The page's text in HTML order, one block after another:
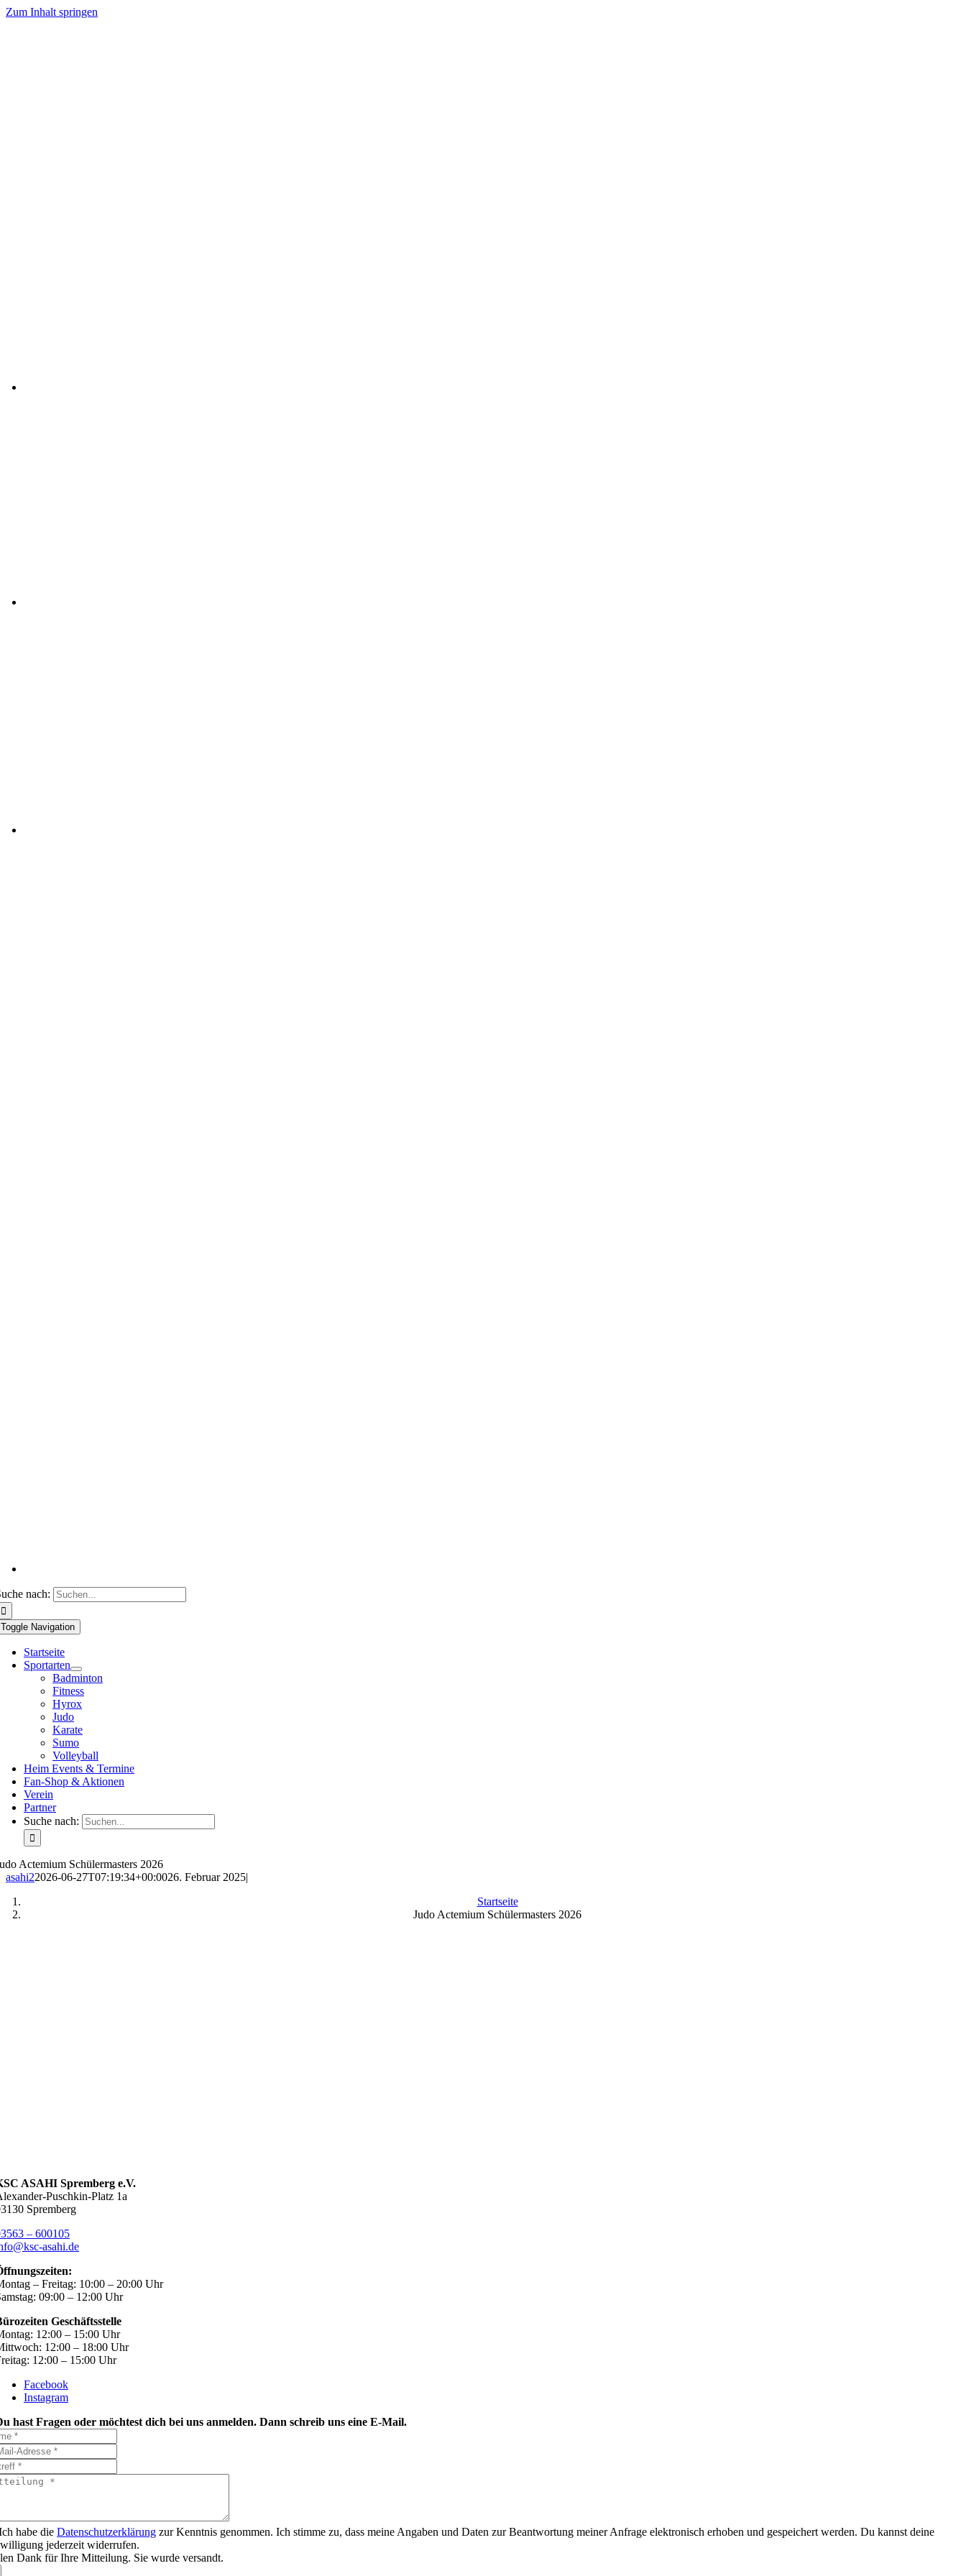
Zum Inhalt springen
nach:
Toggle Navigation
Startseite
Sportarten
Badminton
Fitness
Hyrox
Judo
Karate
Sumo
Volleyball
Heim Events & Termine
Fan-Shop & Aktionen
Verein
Partner
Suche nach:
Actemium Schülermasters 2026
asahi22026-06-27T07:19:34+00:0026. Februar 2025|
Startseite
Judo Actemium Schülermasters 2026
ASAHI Spremberg e.V.
Puschkin-Platz 1a
Spremberg
– 600105
asahi.de
– Freitag: 10:00 – 20:00 Uhr
09:00 – 12:00 Uhr
Geschäftsstelle
12:00 – 15:00 Uhr
12:00 – 18:00 Uhr
12:00 – 15:00 Uhr
Facebook
Instagram
hast Fragen oder möchtest dich bei uns anmelden. Dann schreib uns eine E-Mail.
habe die Datenschutzerklärung zur Kenntnis genommen. Ich stimme zu, dass meine Angaben und Daten zur Beantwortung meiner Anfrage elektronisch erhoben und gespeichert werden. Du kannst deine
jederzeit widerrufen.
Dank für Ihre Mitteilung. Sie wurde versandt.